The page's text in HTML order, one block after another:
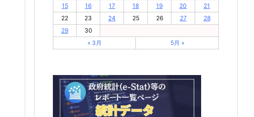
15
16 17 18 19 20
21
22
23 24 25 26 27
28
29
30
« 3月
5月 »